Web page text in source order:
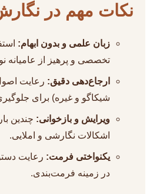
نکات مهم در
زبان علمی و بدون ابهام:
تخصصی و پرهیز از عامیانه
ارجاع‌دهی دقیق:
شیکاگو و غیره) برای
ویرایش و بازخوانی: چندین
اشکالات نگارشی و املایی.
یکنواختی فرمت: رعایت
در زمینه فرمت‌بندی.